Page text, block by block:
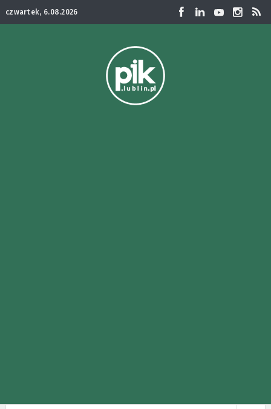
czwartek, 6.08.2026